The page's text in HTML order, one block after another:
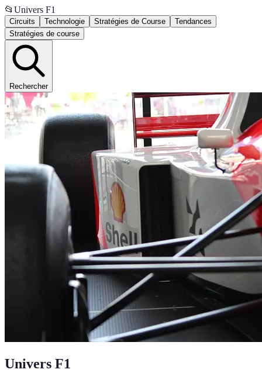
📂 Univers F1
Circuits Technologie Stratégies de Course
Tendances
Stratégies de course
Rechercher
Univers F1